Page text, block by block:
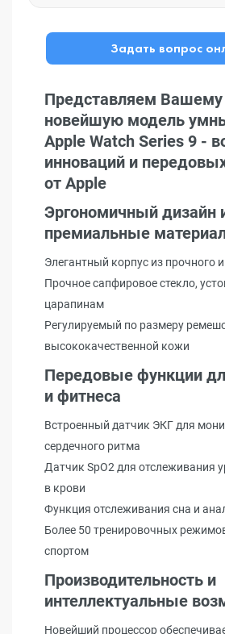
Задать вопрос
Представляем
новейшую модель
Apple Watch Series 9 -
инноваций и
от Apple
Эргономичный дизайн
премиальные
Элегантный корпус из прочного
Прочное сапфировое стекло,
царапинам
Регулируемый по размеру
высококачественной кожи
Передовые функции
и фитнеса
Встроенный датчик ЭКГ для
сердечного ритма
Датчик SpO2 для отслеживания
в крови
Функция отслеживания сна и
Более 50 тренировочных
спортом
Производительность и
интеллектуальные
Новейший процессор